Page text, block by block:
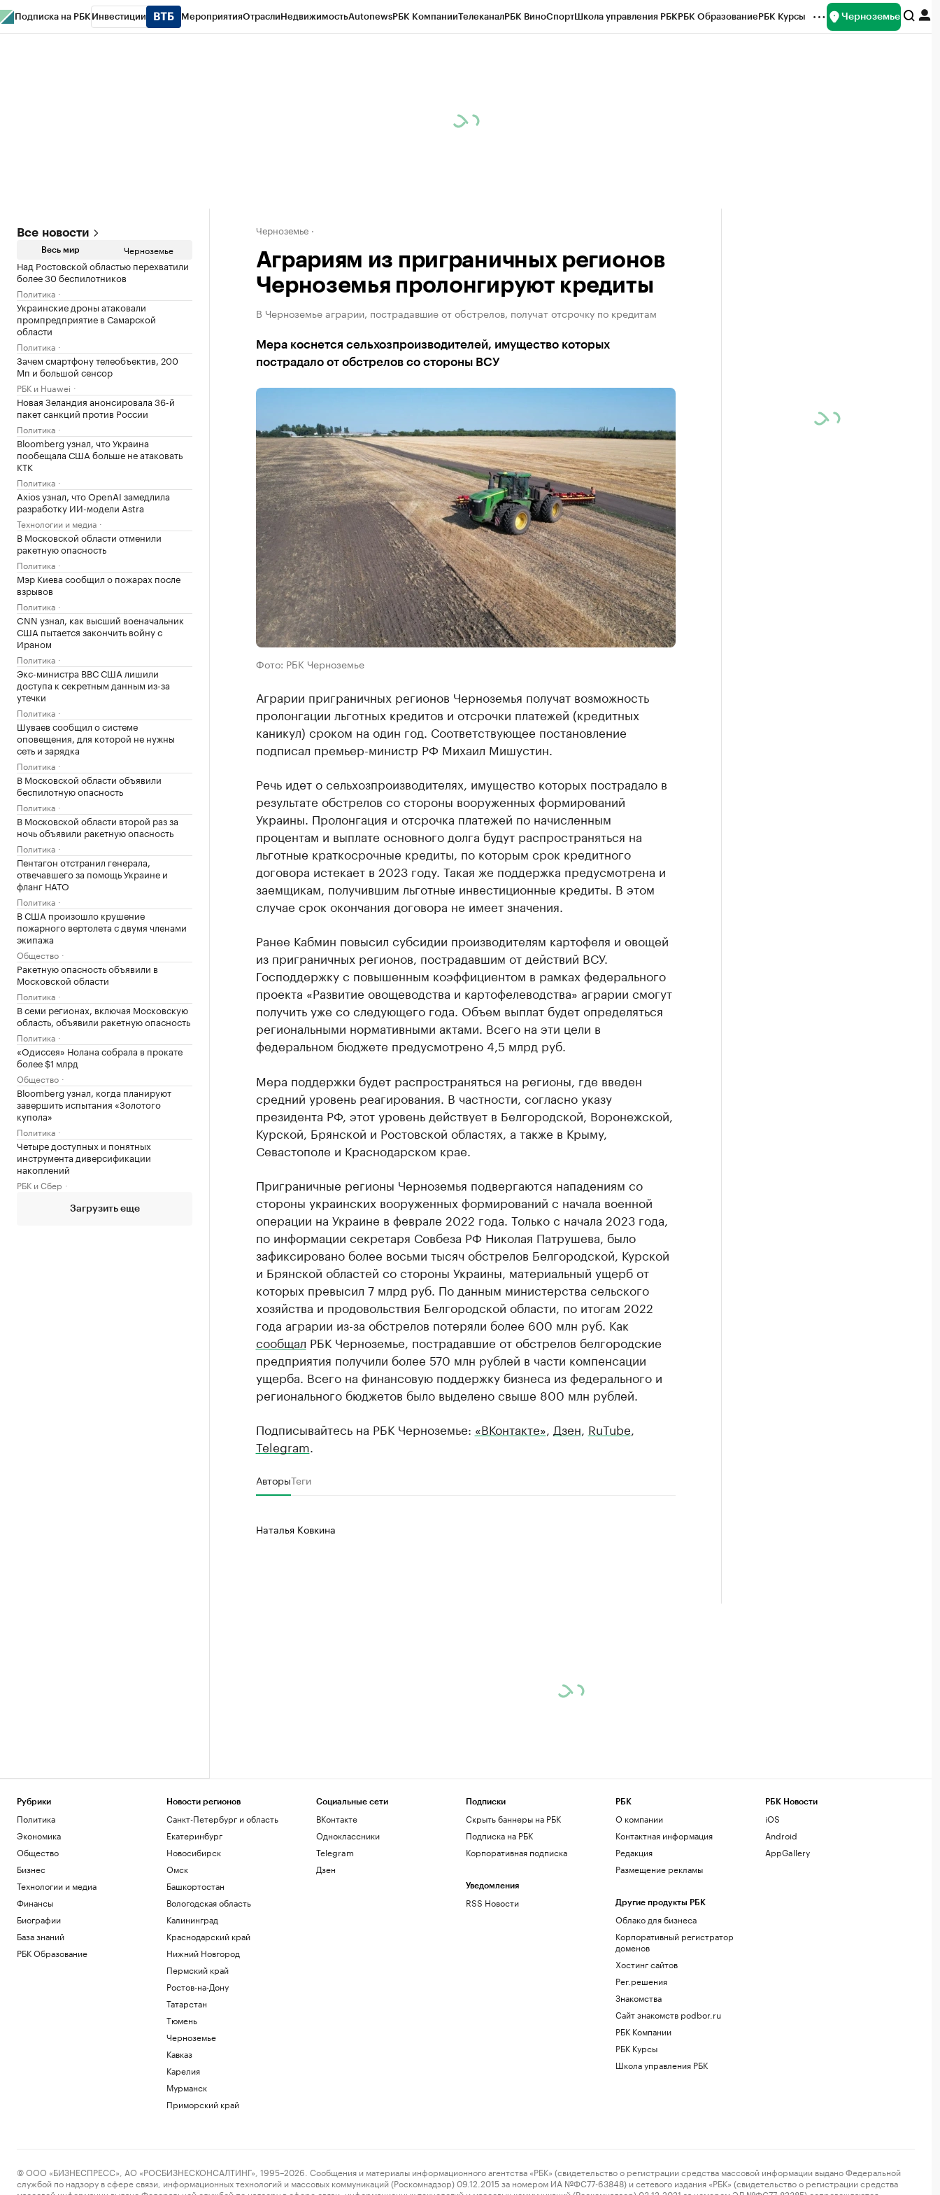
Подписка на РБК Инвестиции МероприятияОтраслиНедвижимостьAutonewsРБК КомпанииТелеканалРБК ВиноСпортШкола управления РБКРБК ОбразованиеРБК Курсы Черноземье
Все новости
Весь мир Черноземье
Над Ростовской областью перехватили
более 30 беспилотников
Политика
Украинские дроны атаковали
промпредприятие в Самарской
области
Политика
Зачем смартфону телеобъектив, 200
Мп и большой сенсор
РБК и Huawei
Новая Зеландия анонсировала 36-й
пакет санкций против России
Политика
Bloomberg узнал, что Украина
пообещала США больше не атаковать
КТК
Политика
Axios узнал, что OpenAI замедлила
разработку ИИ-модели Astra
Технологии и медиа
В Московской области отменили
ракетную опасность
Политика
Мэр Киева сообщил о пожарах после
взрывов
Политика
CNN узнал, как высший военачальник
США пытается закончить войну с
Ираном
Политика
Экс-министра ВВС США лишили
доступа к секретным данным из-за
утечки
Политика
Шуваев сообщил о системе
оповещения, для которой не нужны
сеть и зарядка
Политика
В Московской области объявили
беспилотную опасность
Политика
В Московской области второй раз за
ночь объявили ракетную опасность
Политика
Пентагон отстранил генерала,
отвечавшего за помощь Украине и
фланг НАТО
Политика
В США произошло крушение
пожарного вертолета с двумя членами
экипажа
Общество
Ракетную опасность объявили в
Московской области
Политика
В семи регионах, включая Московскую
область, объявили ракетную опасность
Политика
«Одиссея» Нолана собрала в прокате
более $1 млрд
Общество
Bloomberg узнал, когда планируют
завершить испытания «Золотого
купола»
Политика
Четыре доступных и понятных
инструмента диверсификации
накоплений
РБК и Сбер
Загрузить еще
Черноземье
Аграриям из приграничных регионов
Черноземья пролонгируют кредиты
В Черноземье аграрии, пострадавшие от обстрелов, получат отсрочку по кредитам
Мера коснется сельхозпроизводителей, имущество которых
пострадало от обстрелов со стороны ВСУ
Фото: РБК Черноземье
Аграрии приграничных регионов Черноземья получат возможность
пролонгации льготных кредитов и отсрочки платежей (кредитных
каникул) сроком на один год. Соответствующее постановление
подписал премьер-министр РФ Михаил Мишустин.
Речь идет о сельхозпроизводителях, имущество которых пострадало в
результате обстрелов со стороны вооруженных формирований
Украины. Пролонгация и отсрочка платежей по начисленным
процентам и выплате основного долга будут распространяться на
льготные краткосрочные кредиты, по которым срок кредитного
договора истекает в 2023 году. Такая же поддержка предусмотрена и
заемщикам, получившим льготные инвестиционные кредиты. В этом
случае срок окончания договора не имеет значения.
Ранее Кабмин повысил субсидии производителям картофеля и овощей
из приграничных регионов, пострадавшим от действий ВСУ.
Господдержку с повышенным коэффициентом в рамках федерального
проекта «Развитие овощеводства и картофелеводства» аграрии смогут
получить уже со следующего года. Объем выплат будет определяться
региональными нормативными актами. Всего на эти цели в
федеральном бюджете предусмотрено 4,5 млрд руб.
Мера поддержки будет распространяться на регионы, где введен
средний уровень реагирования. В частности, согласно указу
президента РФ, этот уровень действует в Белгородской, Воронежской,
Курской, Брянской и Ростовской областях, а также в Крыму,
Севастополе и Краснодарском крае.
Приграничные регионы Черноземья подвергаются нападениям со
стороны украинских вооруженных формирований с начала военной
операции на Украине в феврале 2022 года. Только с начала 2023 года,
по информации секретаря Совбеза РФ Николая Патрушева, было
зафиксировано более восьми тысяч обстрелов Белгородской, Курской
и Брянской областей со стороны Украины, материальный ущерб от
которых превысил 7 млрд руб. По данным министерства сельского
хозяйства и продовольствия Белгородской области, по итогам 2022
года аграрии из-за обстрелов потеряли более 600 млн руб. Как
сообщал РБК Черноземье, пострадавшие от обстрелов белгородские
предприятия получили более 570 млн рублей в части компенсации
ущерба. Всего на финансовую поддержку бизнеса из федерального и
регионального бюджетов было выделено свыше 800 млн рублей.
Подписывайтесь на РБК Черноземье: «ВКонтакте» Дзен RuTube
Telegram
АвторыТеги
Наталья Ковкина
Рубрики
Политика
Экономика
Общество
Бизнес
Технологии и медиа
Финансы
Биографии
База знаний
РБК Образование
Новости регионов
Санкт-Петербург и область
Екатеринбург
Новосибирск
Омск
Башкортостан
Вологодская область
Калининград
Краснодарский край
Нижний Новгород
Пермский край
Ростов-на-Дону
Татарстан
Тюмень
Черноземье
Кавказ
Карелия
Мурманск
Приморский край
Социальные сети
ВКонтакте
Одноклассники
Telegram
Дзен
Подписки
Скрыть баннеры на РБК
Подписка на РБК
Корпоративная подписка
Уведомления
RSS Новости
РБК
О компании
Контактная информация
Редакция
Размещение рекламы
Другие продукты РБК
Облако для бизнеса
Корпоративный регистратор
доменов
Хостинг сайтов
Рег.решения
Знакомства
Сайт знакомств podbor.ru
РБК Компании
РБК Курсы
Школа управления РБК
РБК Новости
iOS
Android
AppGallery
© ООО «БИЗНЕСПРЕСС», АО «РОСБИЗНЕСКОНСАЛТИНГ», 1995–2026. Сообщения и материалы информационного агентства «РБК» (свидетельство о регистрации средства массовой информации выдано Федеральной
службой по надзору в сфере связи, информационных технологий и массовых коммуникаций (Роскомнадзор) 09.12.2015 за номером ИА №ФС77-63848) и сетевого издания «РБК» (свидетельство о регистрации средства